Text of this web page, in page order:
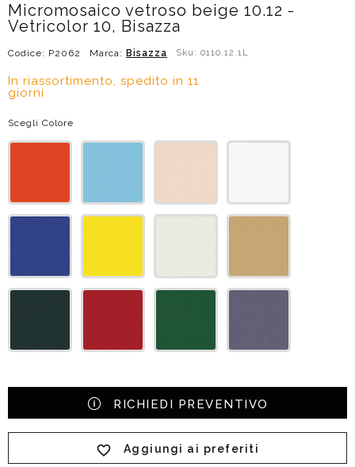
Micromosaico vetroso beige 10.12 -
Vetricolor 10, Bisazza
Codice: P2062 Marca: Bisazza Sku: 0110.12.1L
In riassortimento, spedito in 11
giorni
Scegli Colore
RICHIEDI PREVENTIVO
Aggiungi ai preferiti